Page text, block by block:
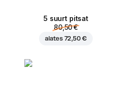
5 suurt pitsat
80,50 €
alates 72,50 €